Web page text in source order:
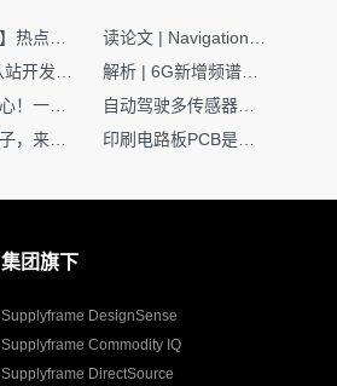
集团旗下
Supplyframe DesignSense
Supplyframe Commodity IQ
Supplyframe DirectSource